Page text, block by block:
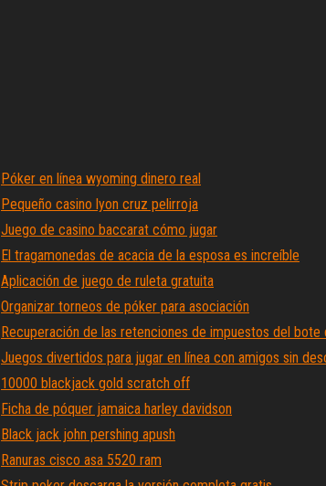
Póker en línea wyoming dinero real
Pequeño casino lyon cruz pelirroja
Juego de casino baccarat cómo jugar
El tragamonedas de acacia de la esposa es increíble
Aplicación de juego de ruleta gratuita
Organizar torneos de póker para asociación
Recuperación de las retenciones de impuestos del bote
Juegos divertidos para jugar en línea con amigos sin
10000 blackjack gold scratch off
Ficha de póquer jamaica harley davidson
Black jack john pershing apush
Ranuras cisco asa 5520 ram